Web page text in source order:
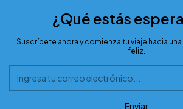
¿Qué estás
Suscríbete ahora y comienza tu viaje hacia
feliz.